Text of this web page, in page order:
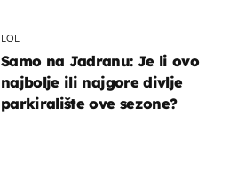
LOL
Samo na Jadranu: Je li ovo
najbolje ili najgore divlje
parkiralište ove sezone?